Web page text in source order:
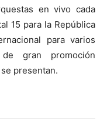
en vivo cada
15 para la República
para varios
gran promoción
presentan.